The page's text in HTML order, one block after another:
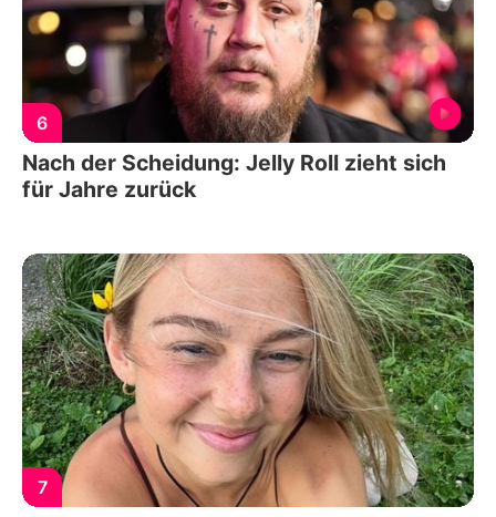
6
Nach der Scheidung: Jelly Roll zieht sich
für Jahre zurück
7